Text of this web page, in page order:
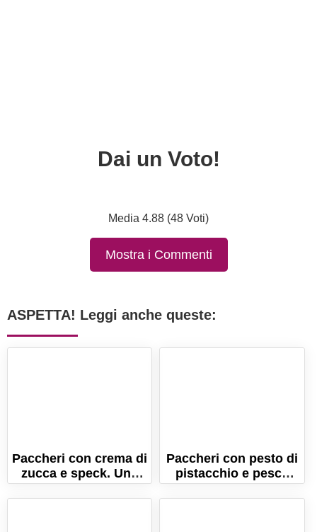
Dai un Voto!
Media 4.88 (48 Voti)
Mostra i Commenti
ASPETTA! Leggi anche queste:
Paccheri con crema di
zucca e speck. Una
ricetta ricca e
gustosa!
Paccheri con pesto di
pistacchio e pesce
spada. Ricetta della
tradizione siciliana!